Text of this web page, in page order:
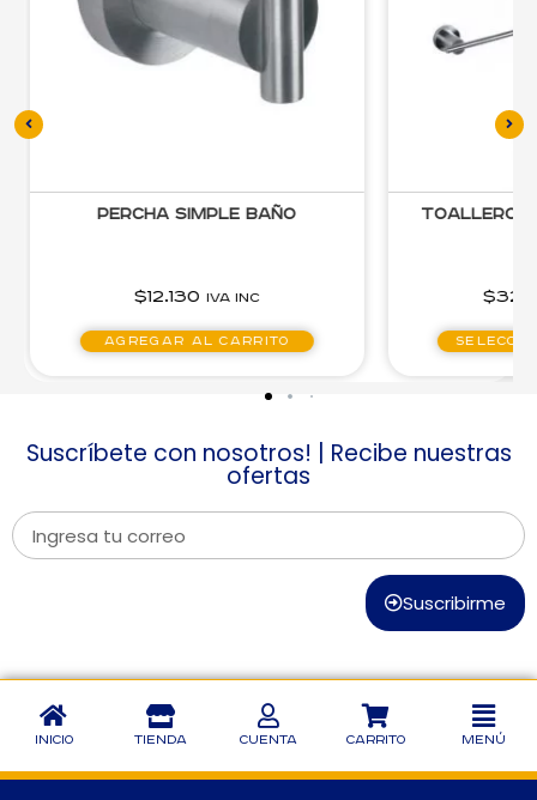
Simple Baño
IVA inc
al carrito
Toallero BA17 Inox /
IVA inc
Seleccionar
Suscríbete con nosotros! | Recibe nuestras
ofertas
Suscribirme
Inicio Tienda Cuenta Carrito Menú